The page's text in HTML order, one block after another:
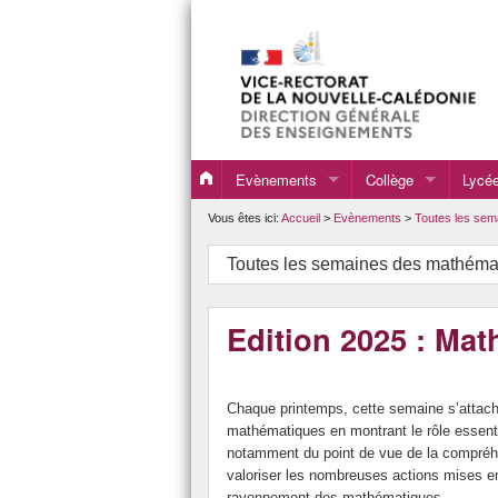
Evènements
Evènements 2020
Evènements 2021
Evènements 2023
Evènements 2025
Evènements 2026
Collège
Programmes,
DNB
Ressources pour la
BAC
Vous êtes ici: Accueil > Evènements > Toutes les
Toutes les semaines des
Edition 2025 :
Chaque printemps, cette semaine
mathématiques en montrant le rôle
notamment du point de vue de la
valoriser les nombreuses actions mises